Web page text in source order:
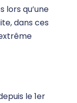
lors qu’une
dans ces
le 1er